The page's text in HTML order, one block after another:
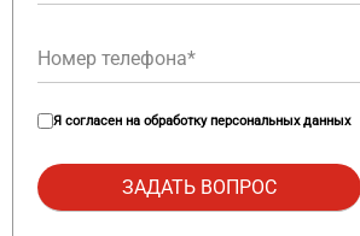
Я согласен на обработку персональных данных